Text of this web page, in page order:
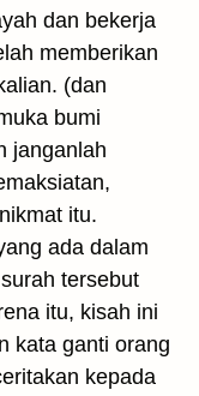
dan bekerja
memberikan
(dan
bumi
janganlah
itu.
ada dalam
tersebut
itu, kisah ini
kata ganti orang
kepada